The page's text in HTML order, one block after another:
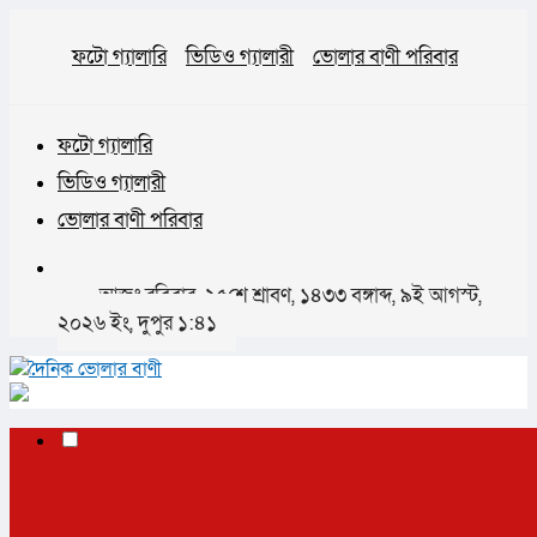
ফটো গ্যালারি ভিডিও গ্যালারী ভোলার বাণী পরিবার
ফটো গ্যালারি
ভিডিও গ্যালারী
ভোলার বাণী পরিবার
আজঃ রবিবার, ২৫শে শ্রাবণ, ১৪৩৩ বঙ্গাব্দ, ৯ই আগস্ট,
২০২৬ ইং, দুপুর ১:৪১
✕